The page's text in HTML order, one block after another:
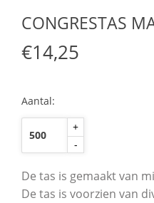
CONGRESTAS
€14,25
Aantal:
+
-
De tas is gemaakt van
De tas is voorzien van